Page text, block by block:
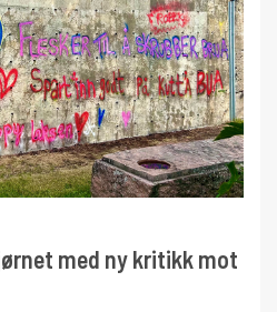
med ny kritikk mot